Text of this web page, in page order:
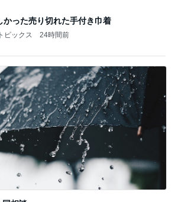
かった売り切れた手付き巾着
ピックス 24時間前